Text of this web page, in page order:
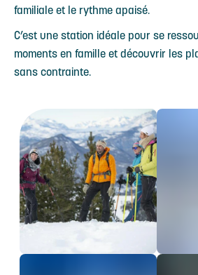
familiale et le rythme apaisé.
C’est une station idéale pour se
moments en famille et découvrir les
sans contrainte.